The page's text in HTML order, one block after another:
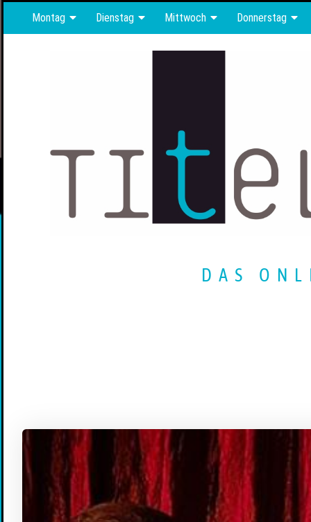
Montag Dienstag Mittwoch Donnerstag
DAS